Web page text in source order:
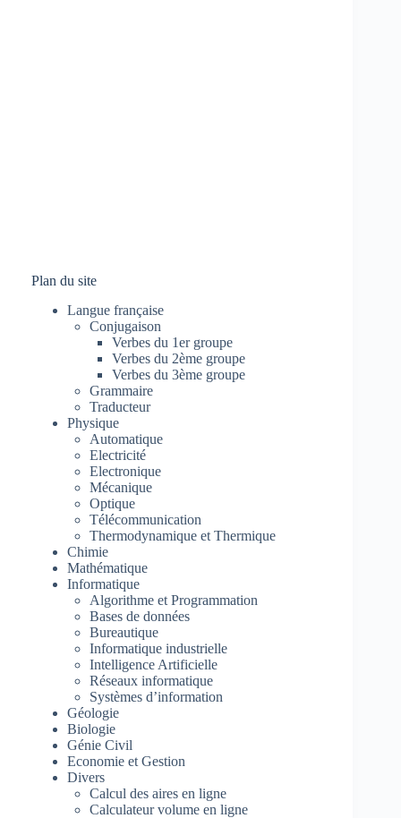
Plan du site
Langue française
Conjugaison
Verbes du 1er groupe
Verbes du 2ème groupe
Verbes du 3ème groupe
Grammaire
Traducteur
Physique
Automatique
Electricité
Electronique
Mécanique
Optique
Télécommunication
Thermodynamique et Thermique
Chimie
Mathématique
Informatique
Algorithme et Programmation
Bases de données
Bureautique
Informatique industrielle
Intelligence Artificielle
Réseaux informatique
Systèmes d’information
Géologie
Biologie
Génie Civil
Economie et Gestion
Divers
Calcul des aires en ligne
Calculateur volume en ligne